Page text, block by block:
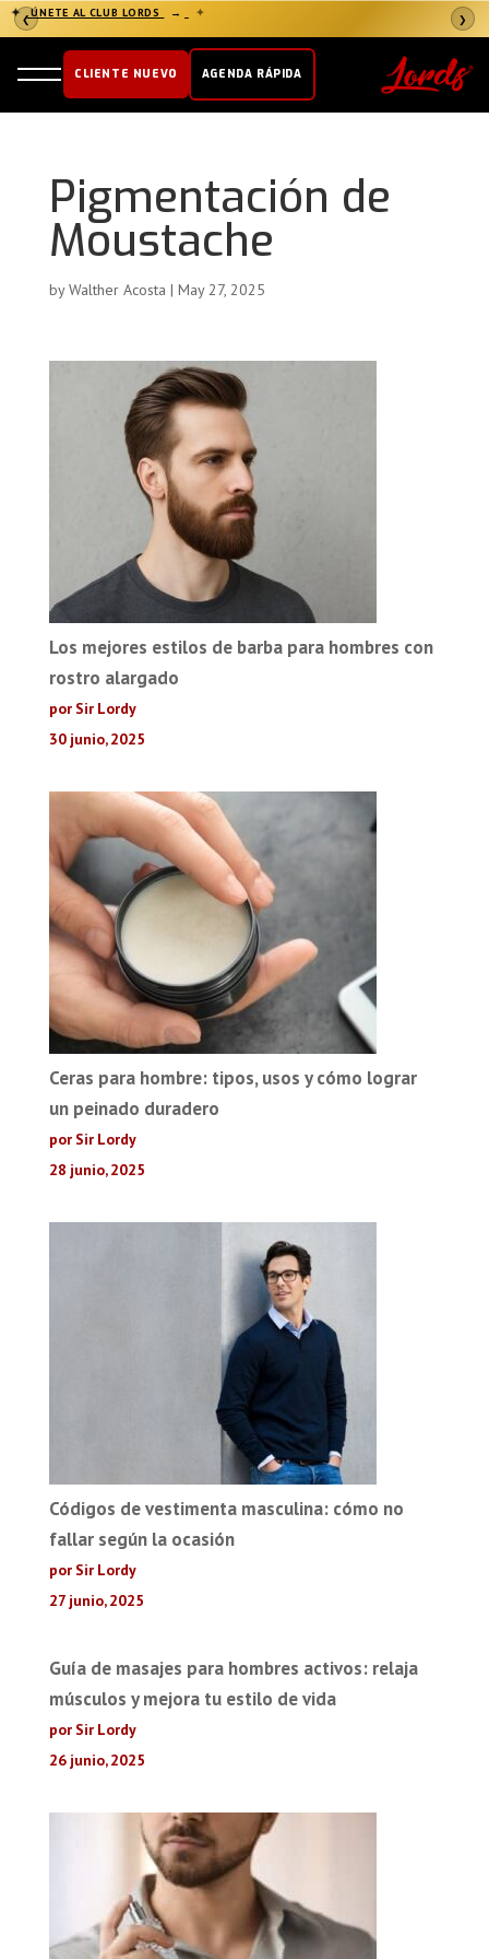
❮ ❯
✦ ÚNETE AL CLUB LORDS → ✦
CLIENTE NUEVO AGENDA RÁPIDA
Pigmentación de
Moustache
byWalther Acosta | May 27, 2025
Los mejores estilos de barba para hombres con
rostro alargado
por Sir Lordy
30 junio, 2025
Ceras para hombre: tipos, usos y cómo lograr
un peinado duradero
por Sir Lordy
28 junio, 2025
Códigos de vestimenta masculina: cómo no
fallar según la ocasión
por Sir Lordy
27 junio, 2025
Guía de masajes para hombres activos: relaja
músculos y mejora tu estilo de vida
por Sir Lordy
26 junio, 2025